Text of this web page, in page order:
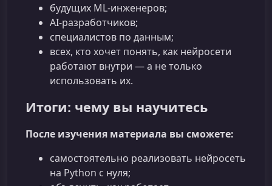
будущих ML-инженеров;
AI-разработчиков;
специалистов по данным;
всех, кто хочет понять, как нейросети
работают внутри — а не только
использовать их.
Итоги: чему вы научитесь
После изучения материала вы сможете:
самостоятельно реализовать нейросеть
на Python с нуля;